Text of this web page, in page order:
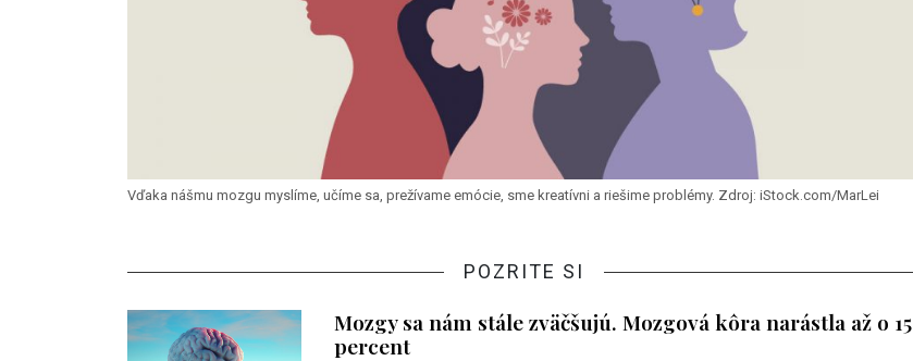
Vďaka nášmu mozgu myslíme, učíme sa, prežívame emócie, sme kreatívni a riešime problémy. Zdroj: iStock.com/MarLei
POZRITE SI
Mozgy sa nám stále zväčšujú. Mozgová kôra narástla až o 15
percent